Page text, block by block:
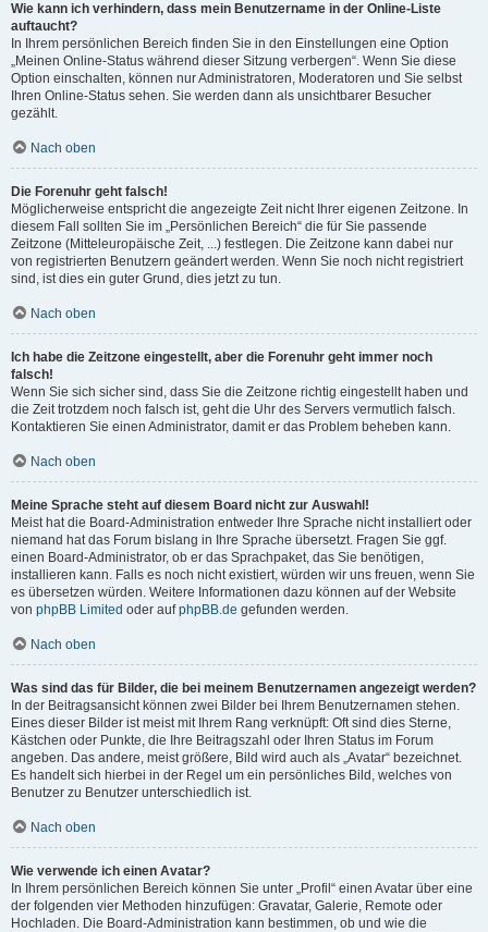
Wie kann ich verhindern, dass mein Benutzername in der Online-Liste
auftaucht?
In Ihrem persönlichen Bereich finden Sie in den Einstellungen eine Option
„Meinen Online-Status während dieser Sitzung verbergen“. Wenn Sie diese
Option einschalten, können nur Administratoren, Moderatoren und Sie selbst
Ihren Online-Status sehen. Sie werden dann als unsichtbarer Besucher
gezählt.
Nach oben
Die Forenuhr geht falsch!
Möglicherweise entspricht die angezeigte Zeit nicht Ihrer eigenen Zeitzone. In
diesem Fall sollten Sie im „Persönlichen Bereich“ die für Sie passende
Zeitzone (Mitteleuropäische Zeit, ...) festlegen. Die Zeitzone kann dabei nur
von registrierten Benutzern geändert werden. Wenn Sie noch nicht registriert
sind, ist dies ein guter Grund, dies jetzt zu tun.
Nach oben
Ich habe die Zeitzone eingestellt, aber die Forenuhr geht immer noch
falsch!
Wenn Sie sich sicher sind, dass Sie die Zeitzone richtig eingestellt haben und
die Zeit trotzdem noch falsch ist, geht die Uhr des Servers vermutlich falsch.
Kontaktieren Sie einen Administrator, damit er das Problem beheben kann.
Nach oben
Meine Sprache steht auf diesem Board nicht zur Auswahl!
Meist hat die Board-Administration entweder Ihre Sprache nicht installiert oder
niemand hat das Forum bislang in Ihre Sprache übersetzt. Fragen Sie ggf.
einen Board-Administrator, ob er das Sprachpaket, das Sie benötigen,
installieren kann. Falls es noch nicht existiert, würden wir uns freuen, wenn Sie
es übersetzen würden. Weitere Informationen dazu können auf der Website
von phpBB Limited oder aufphpBB.de gefunden werden.
Nach oben
Was sind das für Bilder, die bei meinem Benutzernamen angezeigt werden?
In der Beitragsansicht können zwei Bilder bei Ihrem Benutzernamen stehen.
Eines dieser Bilder ist meist mit Ihrem Rang verknüpft: Oft sind dies Sterne,
Kästchen oder Punkte, die Ihre Beitragszahl oder Ihren Status im Forum
angeben. Das andere, meist größere, Bild wird auch als „Avatar“ bezeichnet.
Es handelt sich hierbei in der Regel um ein persönliches Bild, welches von
Benutzer zu Benutzer unterschiedlich ist.
Nach oben
Wie verwende ich einen Avatar?
In Ihrem persönlichen Bereich können Sie unter „Profil“ einen Avatar über eine
der folgenden vier Methoden hinzufügen: Gravatar, Galerie, Remote oder
Hochladen. Die Board-Administration kann bestimmen, ob und wie die